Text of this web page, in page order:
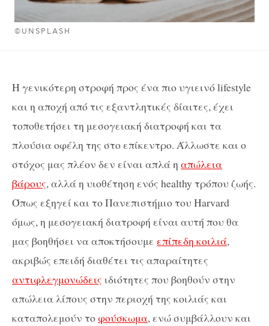
©UNSPLASH
Η γενικότερη στροφή προς ένα πιο υγιεινό lifestyle
και η αποχή από τις εξαντλητικές δίαιτες, έχει
τοποθετήσει τη μεσογειακή διατροφή και τα
πλούσια οφέλη της στο επίκεντρο. Άλλωστε και ο
στόχος μας πλέον δεν είναι απλά η απώλεια
βάρους, αλλά η υιοθέτηση ενός healthy τρόπου ζωής.
Όπως εξηγεί και το Πανεπιστήμιο του Harvard
όμως, η μεσογειακή διατροφή είναι αυτή που θα
μας βοηθήσει να αποκτήσουμε επίπεδη κοιλιά,
ακριβώς επειδή διαθέτει τις απαραίτητες
αντιφλεγμονώδεις ιδιότητες που βοηθούν στην
απώλεια λίπους στην περιοχή της κοιλιάς και
καταπολεμούν τοφούσκωμα, ενώ συμβάλλουν και